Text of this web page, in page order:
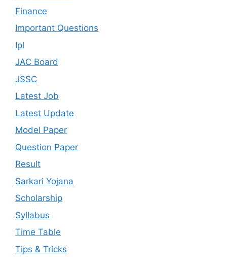
Finance
Important Questions
Ipl
JAC Board
JSSC
Latest Job
Latest Update
Model Paper
Question Paper
Result
Sarkari Yojana
Scholarship
Syllabus
Time Table
Tips & Tricks